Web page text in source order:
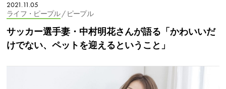
2021.11.05
ライフ・ピープル/ ピープル
サッカー選手妻・中村明花さんが語る「かわいいだ
けでない、ペットを迎えるということ」